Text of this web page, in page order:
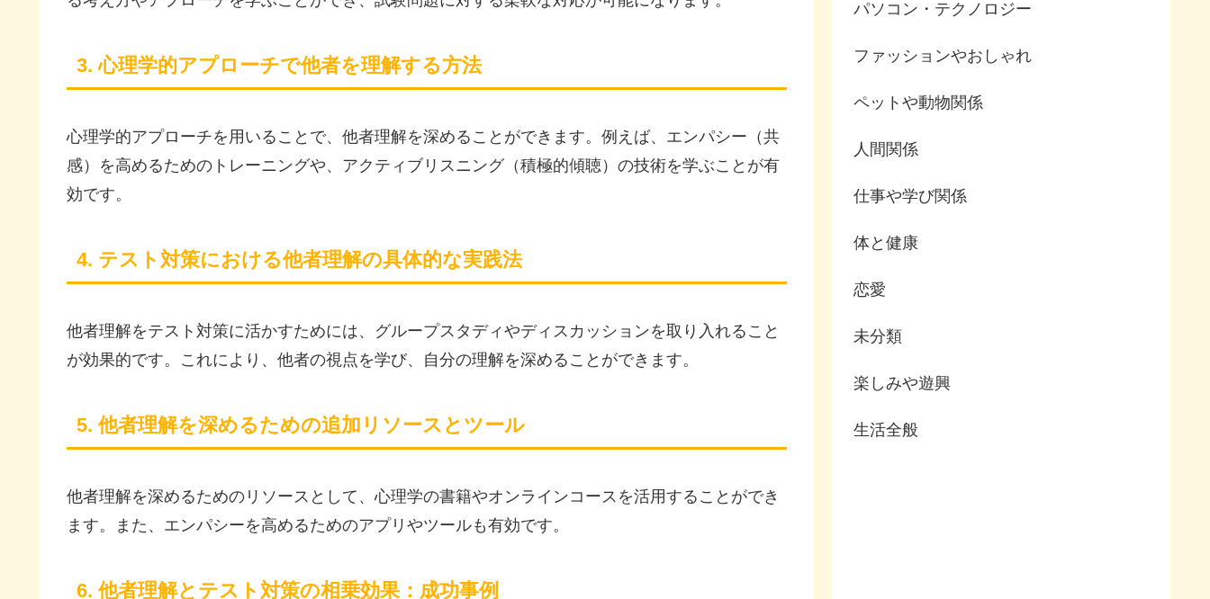
3. 心理学的アプローチで他者を理解する方法
心理学的アプローチを用いることで、他者理解を深めることができます。例えば、エンパシー（共
感）を高めるためのトレーニングや、アクティブリスニング（積極的傾聴）の技術を学ぶことが有
効です。
4. テスト対策における他者理解の具体的な実践法
他者理解をテスト対策に活かすためには、グループスタディやディスカッションを取り入れること
が効果的です。これにより、他者の視点を学び、自分の理解を深めることができます。
5. 他者理解を深めるための追加リソースとツール
他者理解を深めるためのリソースとして、心理学の書籍やオンラインコースを活用することができ
ます。また、エンパシーを高めるためのアプリやツールも有効です。
6. 他者理解とテスト対策の相乗効果：成功事例
パソコン・テクノロジー
ファッションやおしゃれ
ペットや動物関係
人間関係
仕事や学び関係
体と健康
恋愛
未分類
楽しみや遊興
生活全般